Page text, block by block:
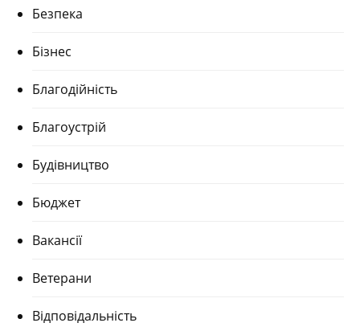
Безпека
Бізнес
Благодійність
Благоустрій
Будівництво
Бюджет
Вакансії
Ветерани
Відповідальність